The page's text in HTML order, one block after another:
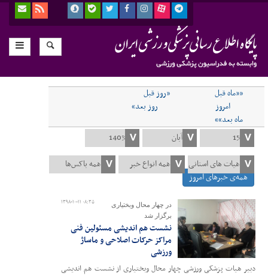
««ماه قبل
«روز قبل
امروز
روز بعد»
ماه بعد»»
همه‌ی خبرهای امروز
۱۳۹۸-۱۰-۱۱ ۰۸:۳۵
در چهار محال وبختیاری
برگزار شد
نشست هم اندیشی مسئولین فنی
مراکز حرکات اصلاحی و ماساژ
ورزشی
دبیر هیات پزشکی ورزشی چهار محال وبختیاری از نشست هم اندیشی